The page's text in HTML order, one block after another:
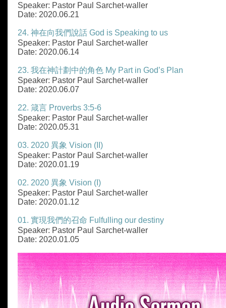
Speaker: Pastor Paul Sarchet-waller
Date: 2020.06.21
24. 神在向我們說話 God is Speaking to us
Speaker: Pastor Paul Sarchet-waller
Date: 2020.06.14
23. 我在神計劃中的角色 My Part in God’s Plan
Speaker: Pastor Paul Sarchet-waller
Date: 2020.06.07
22. 箴言 Proverbs 3:5-6
Speaker: Pastor Paul Sarchet-waller
Date: 2020.05.31
03. 2020 異象 Vision (II)
Speaker: Pastor Paul Sarchet-waller
Date: 2020.01.19
02. 2020 異象 Vision (I)
Speaker: Pastor Paul Sarchet-waller
Date: 2020.01.12
01. 實現我們的召命 Fulfulling our destiny
Speaker: Pastor Paul Sarchet-waller
Date: 2020.01.05